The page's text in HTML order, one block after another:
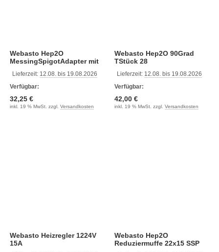
Webasto Hep2O
MessingSpigotAdapter mit
Lieferzeit: 12.08. bis 19.08.2026
Verfügbar:
32,25 €
inkl. 19 % MwSt. zzgl. Versandkosten
Webasto Hep2O 90Grad
TStück 28
Lieferzeit: 12.08. bis 19.08.2026
Verfügbar:
42,00 €
inkl. 19 % MwSt. zzgl. Versandkosten
Webasto Heizregler 1224V
15A
Webasto Hep2O
Reduziermuffe 22x15 SSP